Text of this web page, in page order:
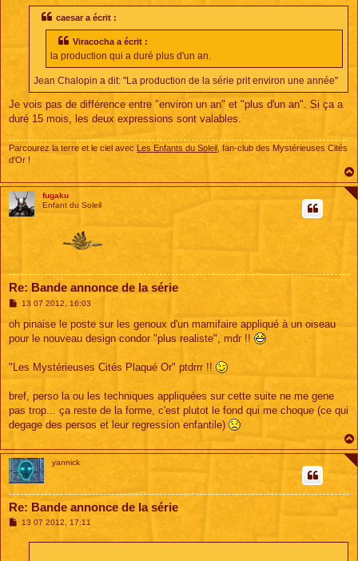
caesar a écrit :
Viracocha a écrit :
la production qui a duré plus d'un an.
Jean Chalopin a dit: "La production de la série prit environ une année"
Je vois pas de différence entre "environ un an" et "plus d'un an". Si ça a
duré 15 mois, les deux expressions sont valables.
Parcourez la terre et le ciel avec Les Enfants du Soleil , fan-club des Mystérieuses Cités
d'Or !
fugaku
Enfant du Soleil
Re: Bande annonce de la série
M
s
a
13 07 2012, 16:03
oh pinaise le poste sur les genoux d'un mamifaire appliqué à un oiseau
pour le nouveau design condor "plus realiste", mdr !!
"Les Mystérieuses Cités Plaqué Or" ptdrrr !!
bref, perso la ou les techniques appliquées sur cette suite ne me gene
pas trop... ça reste de la forme, c'est plutot le fond qui me choque (ce qui
degage des persos et leur regression enfantile)
yannick
Re: Bande annonce de la série
M
13 07 2012, 17:11